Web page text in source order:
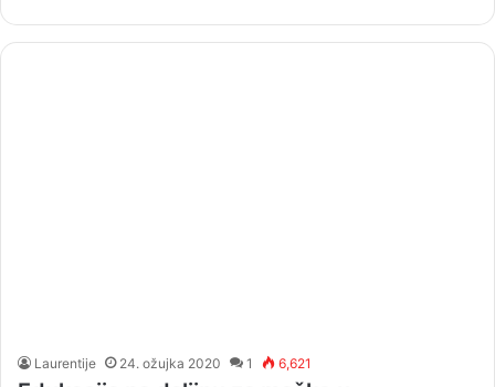
Laurentije 24. ožujka 2020 1 6,621